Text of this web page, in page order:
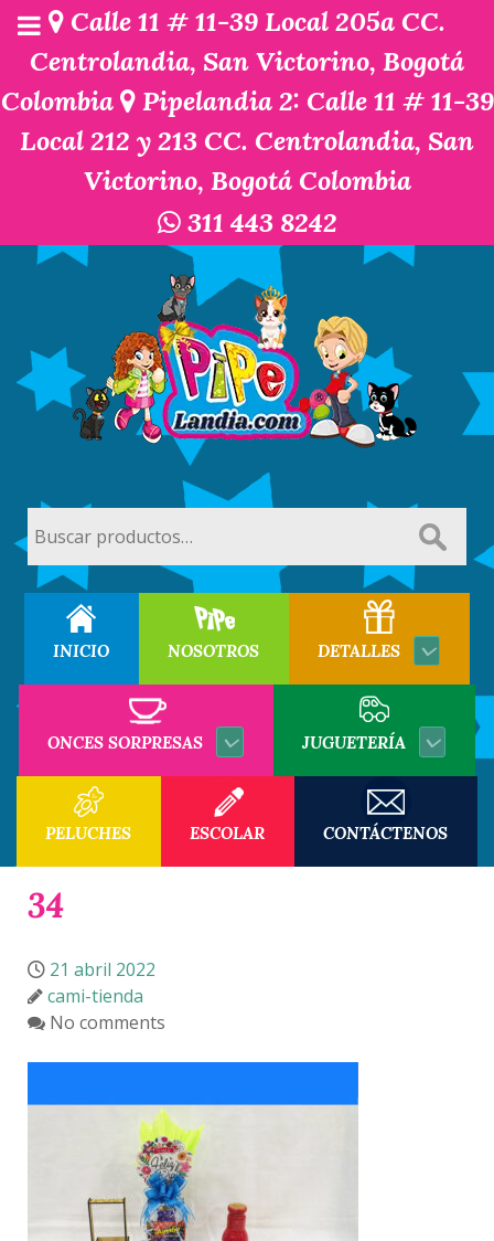
Calle 11 # 11-39 Local 205a CC.
Centrolandia, San Victorino, Bogotá
Colombia
Pipelandia 2: Calle 11 # 11-39
Local 212 y 213 CC. Centrolandia, San
Victorino, Bogotá Colombia
311 443 8242
por:
INICIO NOSOTROS DETALLES
ONCES SORPRESAS JUGUETERÍA
PELUCHES ESCOLAR CONTÁCTENOS
34
21 abril 2022
cami-tienda
No comments